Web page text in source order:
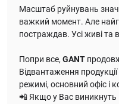
Масштаб руйнувань
важкий момент. Але
постраждав. Усі живі та
Попри все, GANT
Відвантаження
режимі, основний офіс і
📲 Якщо у Вас